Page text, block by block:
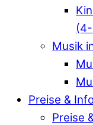
Musik
Preise &
Preise